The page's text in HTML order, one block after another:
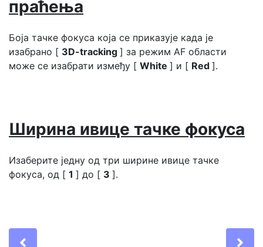
праћења
Боја тачке фокуса која се приказује када је
изабрано [ 3D-tracking ] за режим AF области
може се изабрати између [ White ] и [ Red ].
Ширина ивице тачке фокуса
Изаберите једну од три ширине ивице тачке
фокуса, од [ 1 ] до [ 3 ].